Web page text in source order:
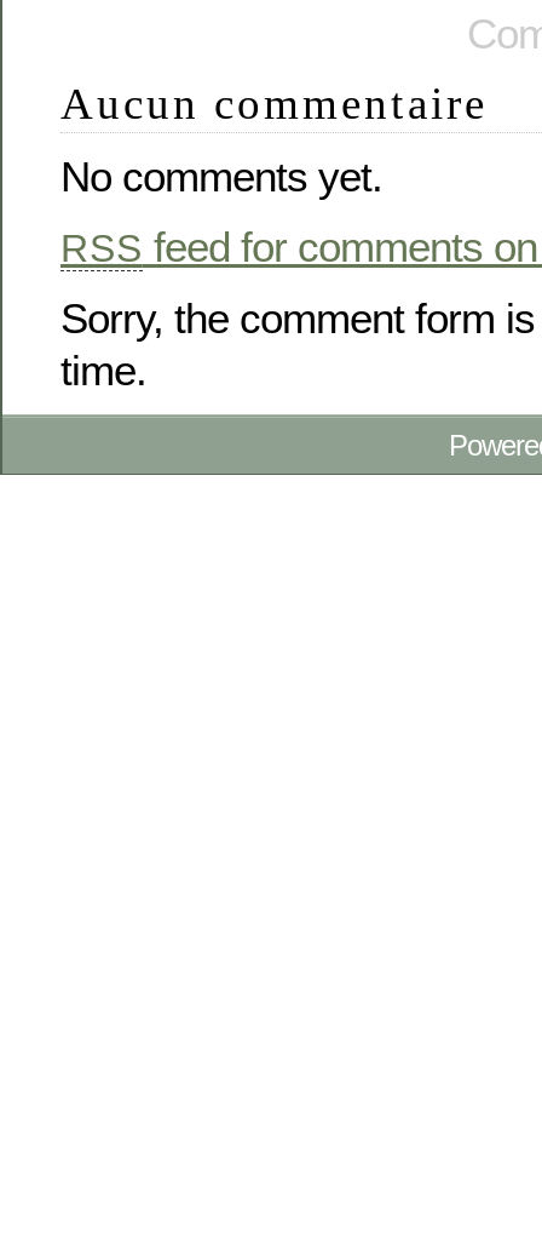
Aucun commentaire
No comments yet.
RSS feed for comments
Sorry, the comment form
time.